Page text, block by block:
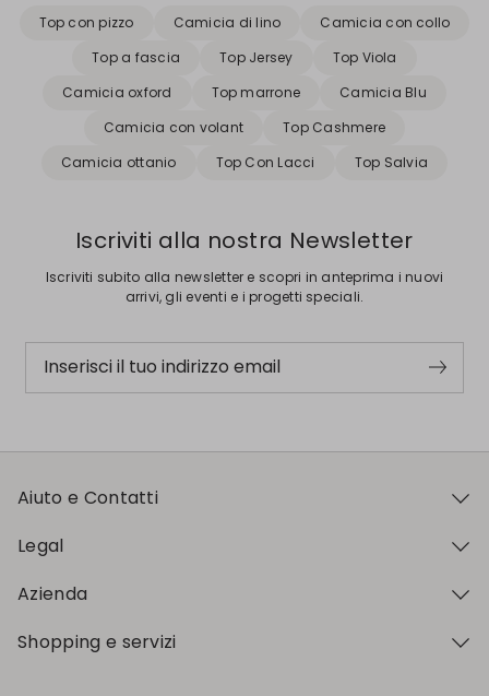
Top con pizzo Camicia di lino
Camicia con collo
Top a fascia
Top Jersey
Top Viola
Camicia oxford
Top marrone
Camicia Blu
Camicia con volant
Top Cashmere
Camicia ottanio
Top Con Lacci Top Salvia
Iscriviti alla nostra Newsletter
Iscriviti subito alla newsletter e scopri in anteprima i nuovi
arrivi, gli eventi e i progetti speciali.
Inserisci il tuo indirizzo email
Aiuto e Contatti
Legal
Azienda
Shopping e servizi